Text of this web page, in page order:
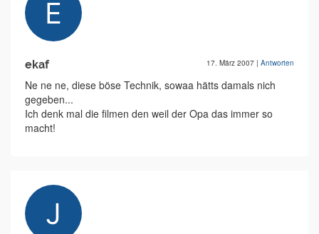
ekaf 17. März 2007 | Antworten
Ne ne ne, diese böse Technik, sowaa hätts damals nich
gegeben...
Ich denk mal die filmen den weil der Opa das immer so
macht!